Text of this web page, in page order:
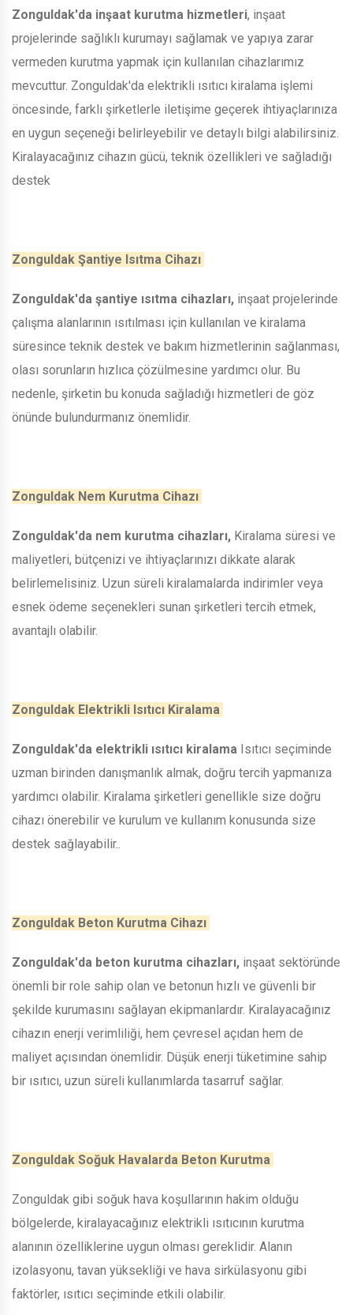
Zonguldak'da inşaat kurutma hizmetleri, inşaat
projelerinde sağlıklı kurumayı sağlamak ve yapıya zarar
vermeden kurutma yapmak için kullanılan cihazlarımız
mevcuttur. Zonguldak'da elektrikli ısıtıcı kiralama işlemi
öncesinde, farklı şirketlerle iletişime geçerek ihtiyaçlarınıza
en uygun seçeneği belirleyebilir ve detaylı bilgi alabilirsiniz.
Kiralayacağınız cihazın gücü, teknik özellikleri ve sağladığı
destek
Zonguldak Şantiye Isıtma Cihazı
Zonguldak'da şantiye ısıtma cihazları, inşaat projelerinde
çalışma alanlarının ısıtılması için kullanılan ve kiralama
süresince teknik destek ve bakım hizmetlerinin sağlanması,
olası sorunların hızlıca çözülmesine yardımcı olur. Bu
nedenle, şirketin bu konuda sağladığı hizmetleri de göz
önünde bulundurmanız önemlidir.
Zonguldak Nem Kurutma Cihazı
Zonguldak'da nem kurutma cihazları, Kiralama süresi ve
maliyetleri, bütçenizi ve ihtiyaçlarınızı dikkate alarak
belirlemelisiniz. Uzun süreli kiralamalarda indirimler veya
esnek ödeme seçenekleri sunan şirketleri tercih etmek,
avantajlı olabilir.
Zonguldak Elektrikli Isıtıcı Kiralama
Zonguldak'da elektrikli ısıtıcı kiralama Isıtıcı seçiminde
uzman birinden danışmanlık almak, doğru tercih yapmanıza
yardımcı olabilir. Kiralama şirketleri genellikle size doğru
cihazı önerebilir ve kurulum ve kullanım konusunda size
destek sağlayabilir..
Zonguldak Beton Kurutma Cihazı
Zonguldak'da beton kurutma cihazları, inşaat sektöründe
önemli bir role sahip olan ve betonun hızlı ve güvenli bir
şekilde kurumasını sağlayan ekipmanlardır. Kiralayacağınız
cihazın enerji verimliliği, hem çevresel açıdan hem de
maliyet açısından önemlidir. Düşük enerji tüketimine sahip
bir ısıtıcı, uzun süreli kullanımlarda tasarruf sağlar.
Zonguldak Soğuk Havalarda Beton Kurutma
Zonguldak gibi soğuk hava koşullarının hakim olduğu
bölgelerde, kiralayacağınız elektrikli ısıtıcının kurutma
alanının özelliklerine uygun olması gereklidir. Alanın
izolasyonu, tavan yüksekliği ve hava sirkülasyonu gibi
faktörler, ısıtıcı seçiminde etkili olabilir.